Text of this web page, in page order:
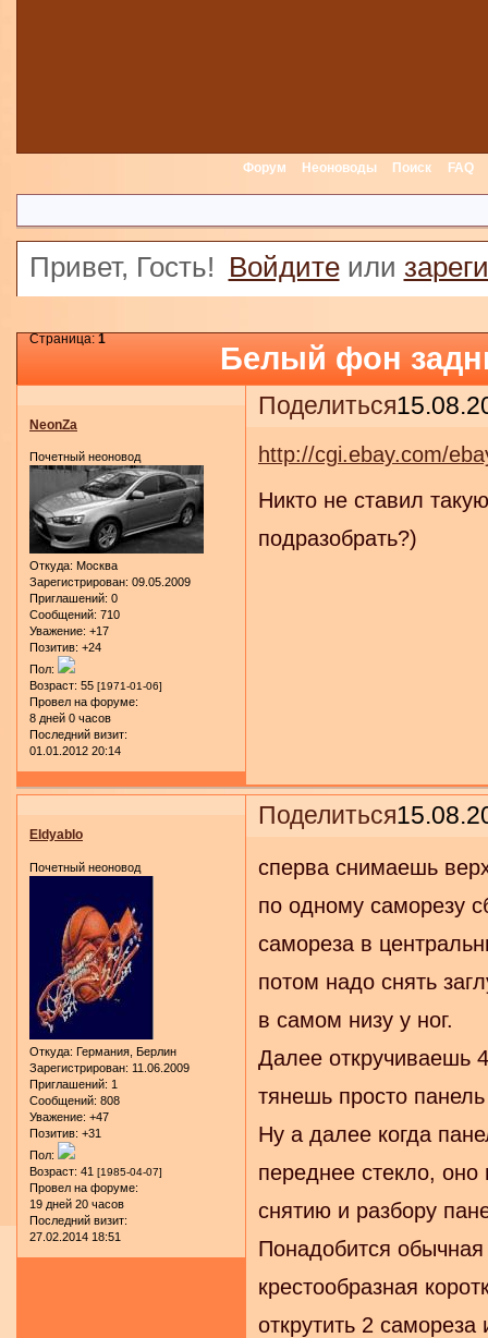
Форум Неоноводы Поиск FAQ
Привет, Гость! Войдитеили
Белый фон
Страница:1
Поделиться
NeonZa
Почетный неоновод
Откуда: Москва
Зарегистрирован: 09.05.2009
Приглашений: 0
Сообщений: 710
Уважение: +17
Позитив: +24
Пол:
Возраст: 55 [1971-01-06]
Провел на форуме:
8 дней 0 часов
Последний визит:
01.01.2012 20:14
http://cgi.ebay.com/
Никто не ставил
подразобрать?)
Поделиться
Eldyablo
Почетный неоновод
Откуда: Германия, Берлин
Зарегистрирован: 11.06.2009
Приглашений: 1
Сообщений: 808
Уважение: +47
Позитив: +31
Пол:
Возраст: 41 [1985-04-07]
Провел на форуме:
19 дней 20 часов
Последний визит:
27.02.2014 18:51
сперва снимаешь
по одному саморезу
самореза в
потом надо снять
в самом низу у ног.
Далее откручиваешь
тянешь просто
Ну а далее когда
переднее стекло,
снятию и разбору
Понадобится
крестообразная
открутить 2